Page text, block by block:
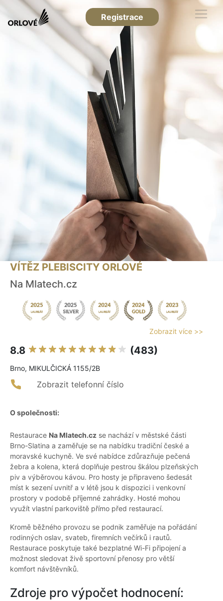
Registrace
VÍTĚZ PLEBISCITY ORLOVÉ
Na Mlatech.cz
Zobrazit více >>
8.8 (483)
Brno, MIKULČICKÁ 1155/2B
Zobrazit telefonní číslo
O společnosti:
Restaurace Na Mlatech.cz se nachází v městské části
Brno-Slatina a zaměřuje se na nabídku tradiční české a
moravské kuchyně. Ve své nabídce zdůrazňuje pečená
žebra a kolena, která doplňuje pestrou škálou plzeňských
piv a výběrovou kávou. Pro hosty je připraveno šedesát
míst k sezení uvnitř a v létě jsou k dispozici i venkovní
prostory v podobě příjemné zahrádky. Hosté mohou
využít vlastní parkoviště přímo před restaurací.
Kromě běžného provozu se podnik zaměřuje na pořádání
rodinných oslav, svateb, firemních večírků i rautů.
Restaurace poskytuje také bezplatné Wi-Fi připojení a
možnost sledovat živě sportovní přenosy pro větší
komfort návštěvníků.
Zdroje pro výpočet hodnocení: